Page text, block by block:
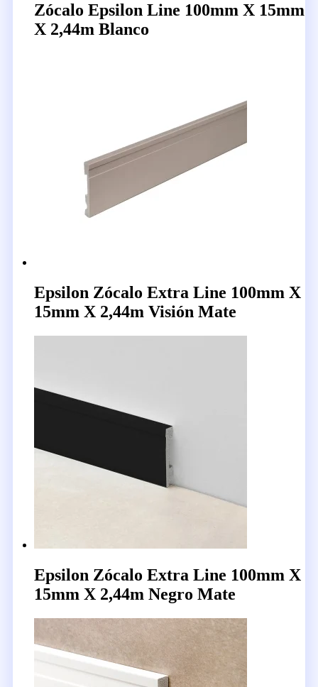
Zócalo Epsilon Line 100mm X 15mm
X 2,44m Blanco
Epsilon Zócalo Extra Line 100mm X
15mm X 2,44m Visión Mate
Epsilon Zócalo Extra Line 100mm X
15mm X 2,44m Negro Mate